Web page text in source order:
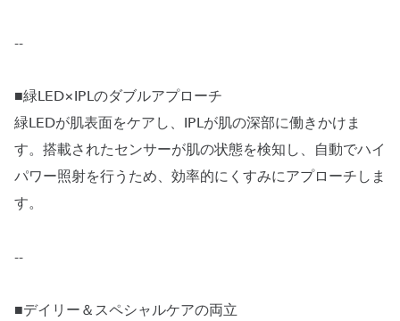
--
■緑LED×IPLのダブルアプローチ
緑LEDが肌表面をケアし、IPLが肌の深部に働きかけま
す。搭載されたセンサーが肌の状態を検知し、自動でハイ
パワー照射を行うため、効率的にくすみにアプローチしま
す。
--
■デイリー＆スペシャルケアの両立